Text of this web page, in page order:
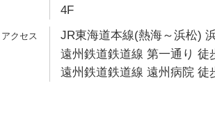
4F
JR東海道本線(熱海～浜松)
遠州鉄道鉄道線 第一通り 徒
遠州鉄道鉄道線 遠州病院 徒